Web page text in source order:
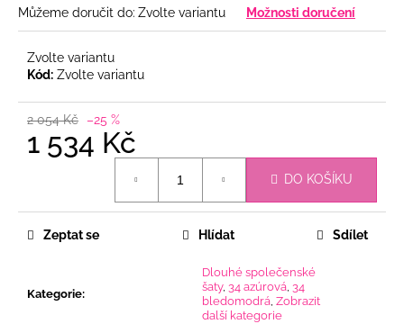
Můžeme doručit do: Zvolte variantu Možnosti doručení
Zvolte variantu
Kód: Zvolte variantu
2 054 Kč –25 %
1 534 Kč
DO KOŠÍKU
Kategorie:
Dlouhé společenské
šaty, 34 azúrová 34
bledomodrá Zobrazit
další kategorie
Zeptat se Hlídat Sdílet
Kč